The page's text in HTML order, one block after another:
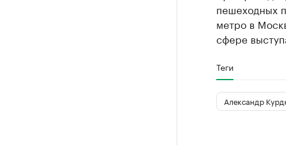
пешеходных
метро в
сфере
Теги
Александр